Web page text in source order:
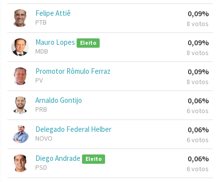
Felipe Attiê
PTB
0,09%
8 votos
Mauro Lopes Eleito
MDB
0,09%
8 votos
Promotor Rômulo Ferraz
PV
0,09%
8 votos
Arnaldo Gontijo
PRB
0,06%
6 votos
Delegado Federal Helber
NOVO
0,06%
6 votos
Diego Andrade Eleito
PSD
0,06%
6 votos